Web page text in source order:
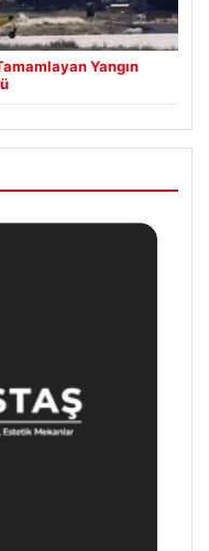
Yangın